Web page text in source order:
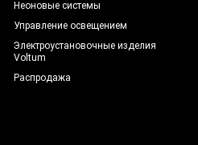
Неоновые системы
Управление освещением
Электроустановочные изделия
Voltum
Распродажа